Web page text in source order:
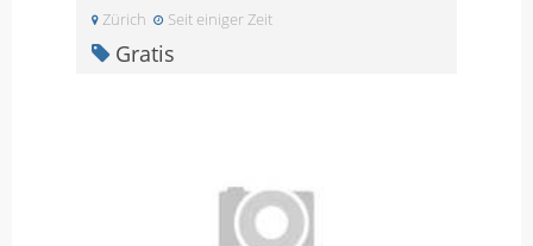
Zürich Seit einiger Zeit
Gratis